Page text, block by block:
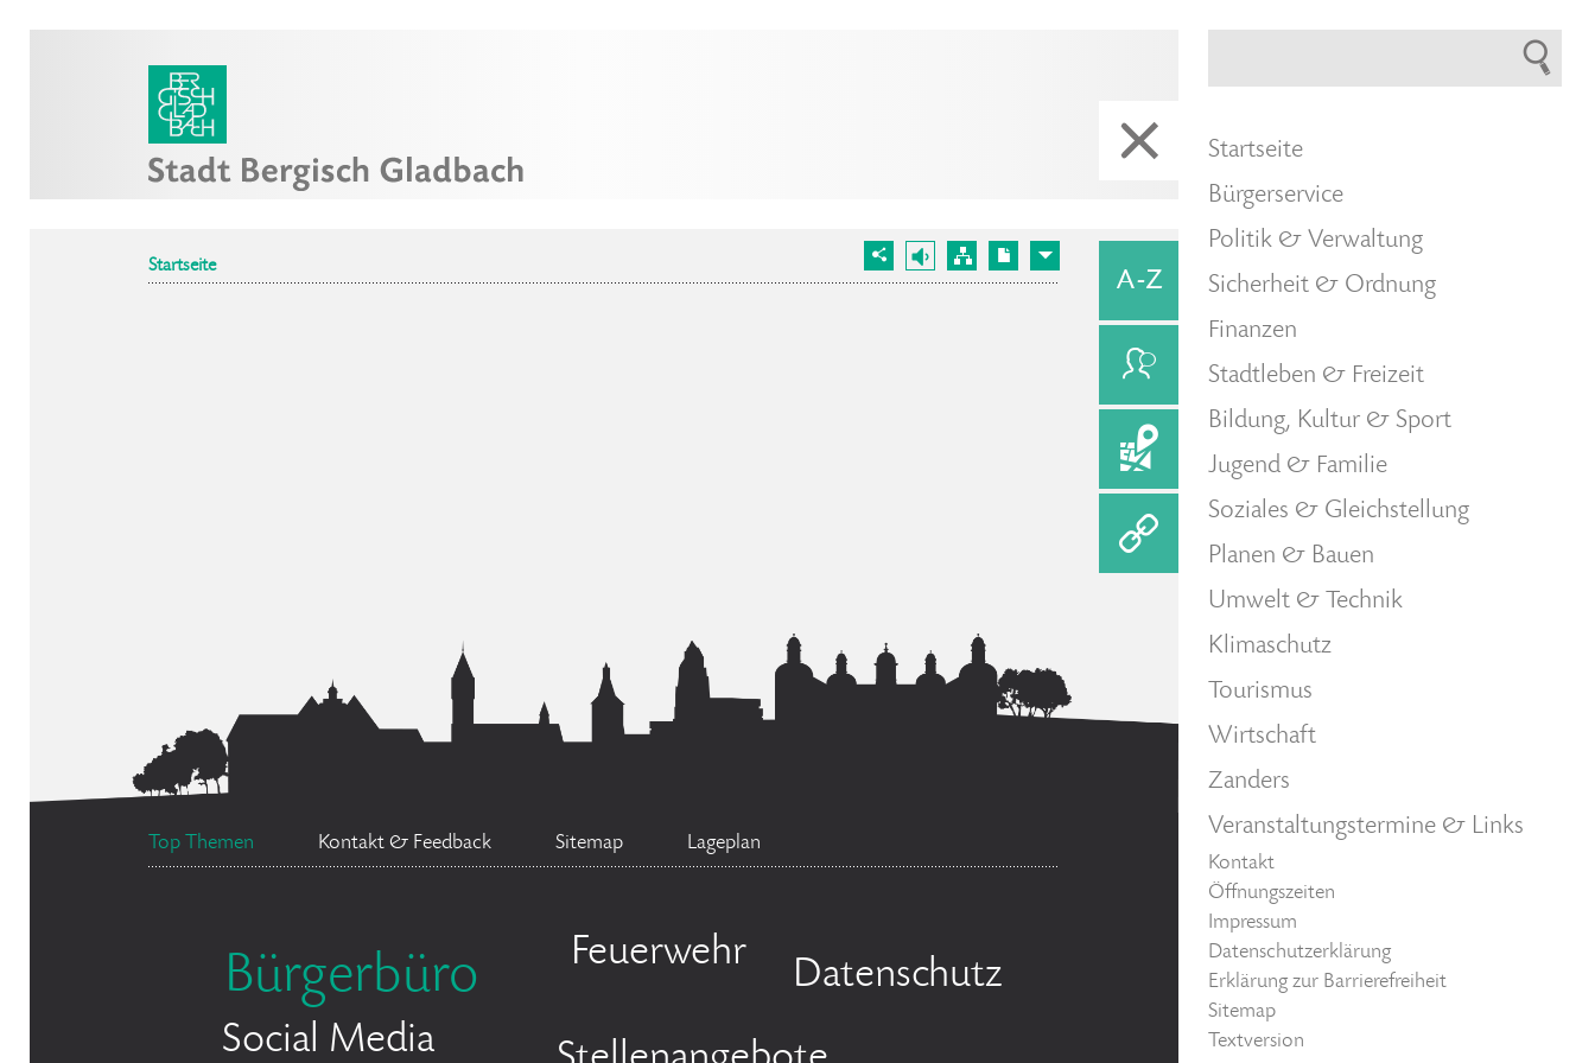
Startseite
Top Themen Kontakt & Feedback Sitemap Lageplan
Bürgerbüro Feuerwehr
Datenschutz
Social Media
Startseite
Bürgerservice
Politik & Verwaltung
Sicherheit & Ordnung
Finanzen
Stadtleben & Freizeit
Bildung, Kultur & Sport
Jugend & Familie
Soziales & Gleichstellung
Planen & Bauen
Umwelt & Technik
Klimaschutz
Tourismus
Wirtschaft
Zanders
Veranstaltungstermine & Links
Kontakt
Öffnungszeiten
Impressum
Datenschutzerklärung
Erklärung zur Barrierefreiheit
Sitemap
Textversion